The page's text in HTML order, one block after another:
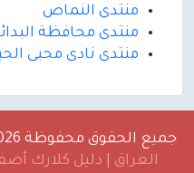
منتدى النماص
منتدى محافظة
منتدى نادى محبى
جميع الحقوق محفوظة 2026
العراق | دليل كلارك